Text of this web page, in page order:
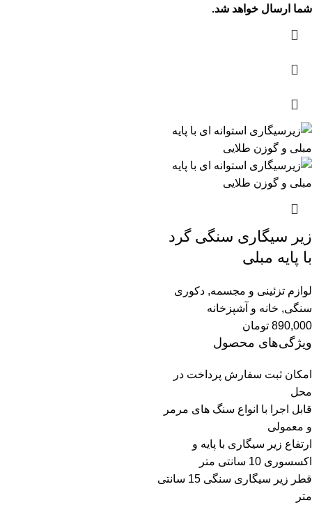
شما ارسال خواهد شد.
زیر سیگاری سنگی گرد
با پایه مبلی
لوازم تزئینی و مجسمه, دکوری
سنگی, خانه و آشپزخانه
890,000 تومان
ویژگی‌های محصول
امکان ثبت سفارش پرداخت در
محل
قابل اجرا با انواع سنگ های مرمر
و معمولی
ارتفاع زیر سیگاری با پایه و
اکسسوری 10 سانتی متر
قطر زیر سیگاری سنگی 15 سانتی
متر